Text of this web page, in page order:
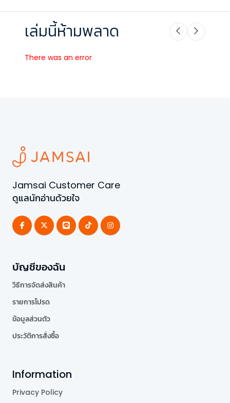
เล่มนี้ห้ามพลาด
There was an error
Jamsai Customer Care
ดูแลนักอ่านด้วยใจ
บัญชีของฉัน
วิธีการจัดส่งสินค้า
รายการโปรด
ข้อมูลส่วนตัว
ประวัติการสั่งซื้อ
Information
Privacy Policy